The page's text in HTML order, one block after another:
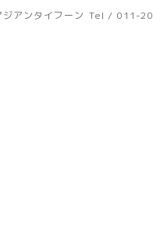
アンタイフーン Tel / 011-